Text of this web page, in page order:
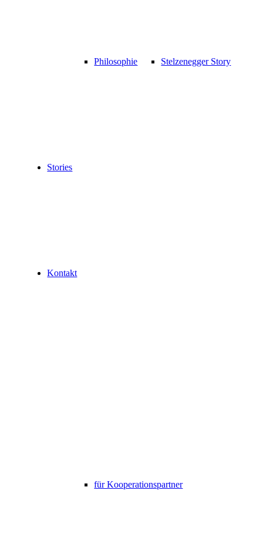
Philosophie Stelzenegger Story
Stories
Kontakt
für Kooperationspartner